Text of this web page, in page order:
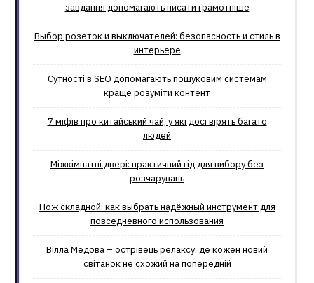
завдання допомагають писати грамотніше
Выбор розеток и выключателей: безопасность и стиль в
интерьере
Сутності в SEO допомагають пошуковим системам
краще розуміти контент
7 міфів про китайський чай, у які досі вірять багато
людей
Міжкімнатні двері: практичний гід для вибору без
розчарувань
Нож складной: как выбрать надёжный инструмент для
повседневного использования
Вілла Медова – острівець релаксу, де кожен новий
світанок не схожий на попередній